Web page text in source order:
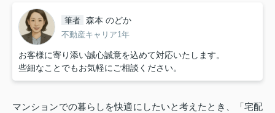
筆者 森本 のどか
不動産キャリア1年
お客様に寄り添い誠心誠意を込めて対応いたします。
些細なことでもお気軽にご相談ください。
マンションでの暮らしを快適にしたいと考えたとき、「宅配